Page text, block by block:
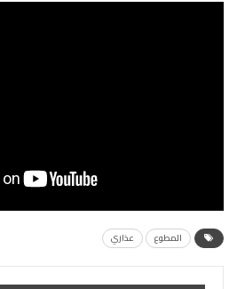
المطوع عذاري